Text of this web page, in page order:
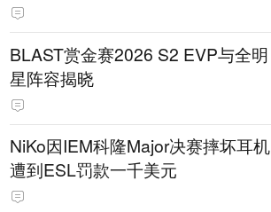
BLAST赏金赛2026 S2 EVP与全明
星阵容揭晓
NiKo因IEM科隆Major决赛摔坏耳机
遭到ESL罚款一千美元